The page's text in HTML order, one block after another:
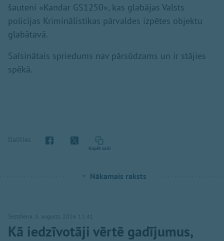
šauteni «Kandar GS1250», kas glabājas Valsts
policijas Kriminālistikas pārvaldes izpētes objektu
glabātavā.
Saīsinātais spriedums nav pārsūdzams un ir stājies
spēkā.
Dalīties
Kopēt saiti
Nākamais raksts
Sestdiena, 8. augusts, 2026 11:41
Kā iedzīvotāji vērtē gadījumus,